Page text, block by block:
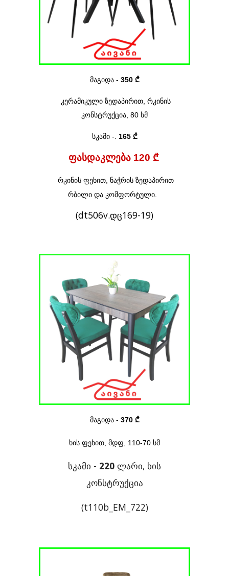
მაგიდა - 350 ₾
კერამიკული ზედაპირით, რკინის
კონსტრუქცია, 80 სმ
სკამი-. 165 ₾
ფასდაკლება 120 ₾
რკინის ფეხით, ნაჭრის ზედაპირით
რბილი და კომფორტული.
(dt506v.დც169-19)
მაგიდა- 370 ₾
ხის ფეხით, მდფ, 110-70 სმ
სკამი - 220 ლარი, ხის
კონსტრუქცია
(t110b_EM_722)